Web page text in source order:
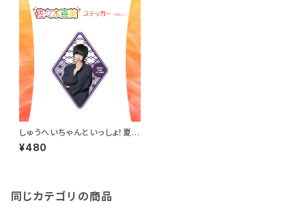
しゅうへいちゃんといっしょ！夏季
限定ステッカー（佐々木喜英）
¥480
同じカテゴリの商品